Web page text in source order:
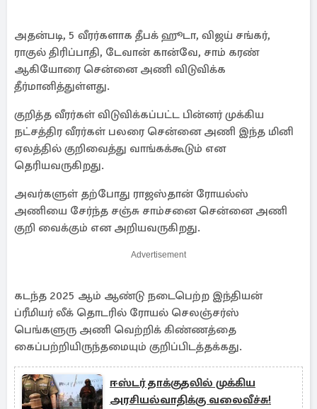
அதன்படி, 5 வீரர்களாக தீபக் ஹூடா, விஜய் சங்கர்,
ராகுல் திரிப்பாதி, டேவான் கான்வே, சாம் கரண்
ஆகியோரை சென்னை அணி விடுவிக்க
தீர்மானித்துள்ளது.
குறித்த வீரர்கள் விடுவிக்கப்பட்ட பின்னர் முக்கிய
நட்சத்திர வீரர்கள் பலரை சென்னை அணி இந்த மினி
ஏலத்தில் குறிவைத்து வாங்கக்கூடும் என
தெரியவருகிறது.
அவர்களுள் தற்போது ராஜஸ்தான் ரோயல்ஸ்
அணியை சேர்ந்த சஞ்சு சாம்சனை சென்னை அணி
குறி வைக்கும் என அறியவருகிறது.
Advertisement
கடந்த 2025 ஆம் ஆண்டு நடைபெற்ற இந்தியன்
ப்ரீமியர் லீக் தொடரில் ரோயல் செலஞ்சர்ஸ்
பெங்களுரு அணி வெற்றிக் கிண்ணத்தை
கைப்பற்றியிருந்தமையும் குறிப்பிடத்தக்கது.
ஈஸ்டர் தாக்குதலில் முக்கிய
அரசியல்வாதிக்கு வலைவீச்சு!